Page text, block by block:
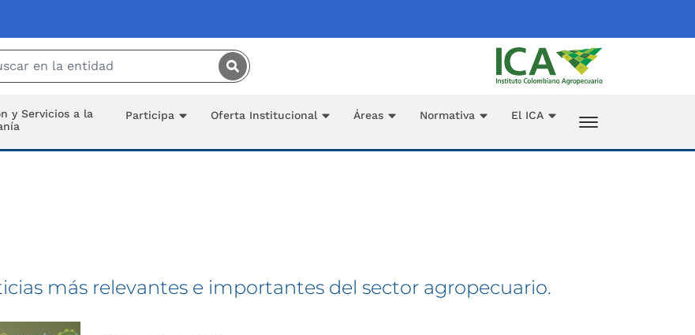
y Servicios a la
Participa Oferta Institucional Áreas Normativa El ICA
más relevantes e importantes del sector agropecuario.